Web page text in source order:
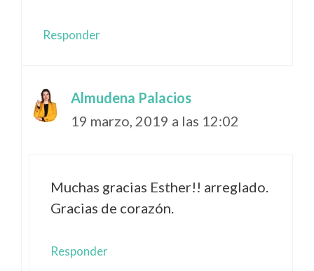
Responder
Almudena Palacios
19 marzo, 2019 a las 12:02
Muchas gracias Esther!! arreglado.
Gracias de corazón.
Responder